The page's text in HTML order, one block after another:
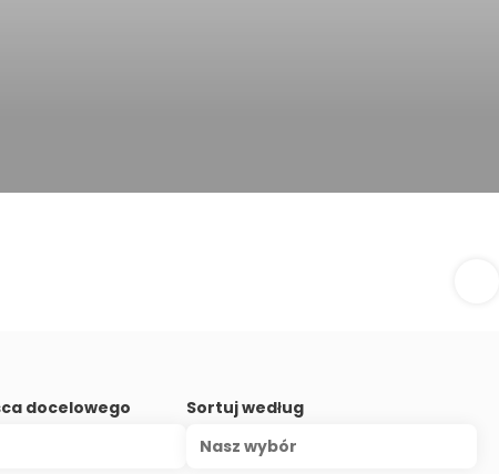
docelowego
Sortuj według
Nasz wybór